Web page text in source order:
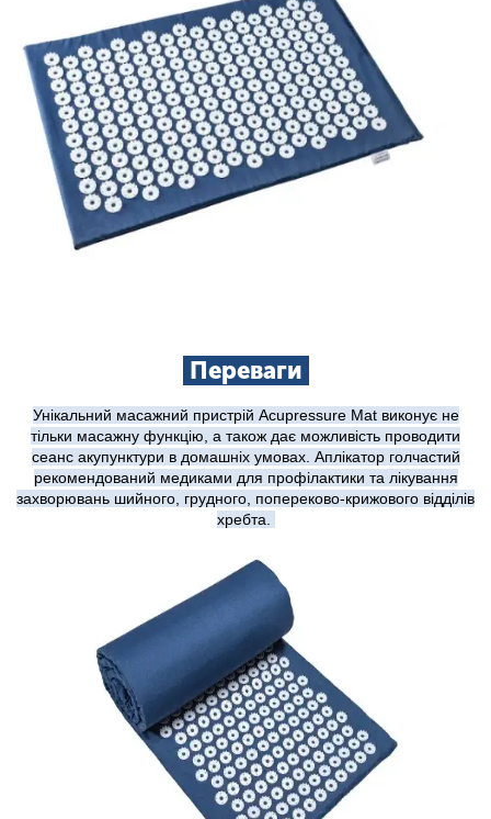
Переваги
Унікальний масажний пристрій Acupressure Mat виконує не
тільки масажну функцію, а також дає можливість проводити
сеанс акупунктури в домашніх умовах. Аплікатор голчастий
рекомендований медиками для профілактики та лікування
захворювань шийного, грудного, попереково-крижового відділів
хребта.